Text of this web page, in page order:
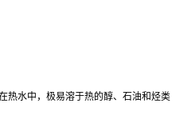
热水中，极易溶于热的醇、石油和烃类